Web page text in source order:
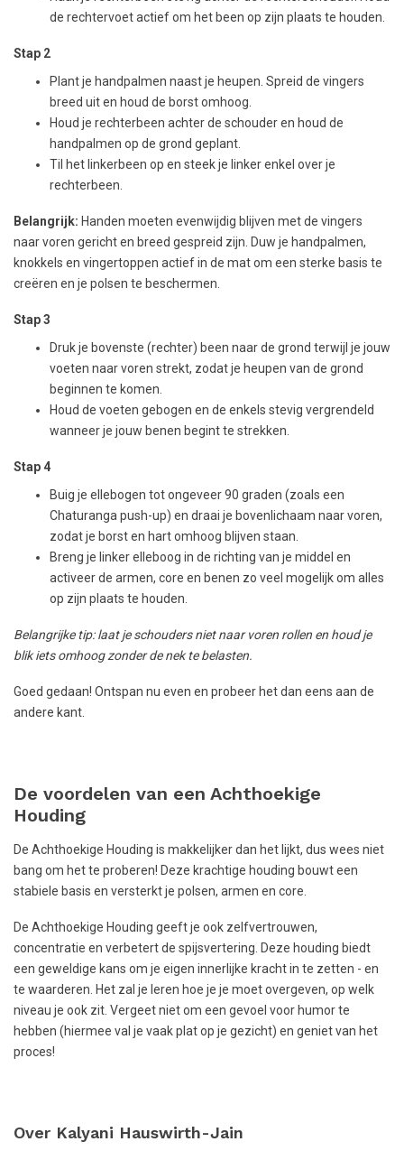
de rechtervoet actief om het been op zijn plaats te houden.
Stap 2
Plant je handpalmen naast je heupen. Spreid de vingers
breed uit en houd de borst omhoog.
Houd je rechterbeen achter de schouder en houd de
handpalmen op de grond geplant.
Til het linkerbeen op en steek je linker enkel over je
rechterbeen.
Belangrijk: Handen moeten evenwijdig blijven met de vingers
naar voren gericht en breed gespreid zijn. Duw je handpalmen,
knokkels en vingertoppen actief in de mat om een sterke basis te
creëren en je polsen te beschermen.
Stap 3
Druk je bovenste (rechter) been naar de grond terwijl je jouw
voeten naar voren strekt, zodat je heupen van de grond
beginnen te komen.
Houd de voeten gebogen en de enkels stevig vergrendeld
wanneer je jouw benen begint te strekken.
Stap 4
Buig je ellebogen tot ongeveer 90 graden (zoals een
Chaturanga push-up) en draai je bovenlichaam naar voren,
zodat je borst en hart omhoog blijven staan.
Breng je linker elleboog in de richting van je middel en
activeer de armen, core en benen zo veel mogelijk om alles
op zijn plaats te houden.
Belangrijke tip: laat je schouders niet naar voren rollen en houd je
blik iets omhoog zonder de nek te belasten.
Goed gedaan! Ontspan nu even en probeer het dan eens aan de
andere kant.
De voordelen van een Achthoekige
Houding
De Achthoekige Houding is makkelijker dan het lijkt, dus wees niet
bang om het te proberen! Deze krachtige houding bouwt een
stabiele basis en versterkt je polsen, armen en core.
De Achthoekige Houding geeft je ook zelfvertrouwen,
concentratie en verbetert de spijsvertering. Deze houding biedt
een geweldige kans om je eigen innerlijke kracht in te zetten - en
te waarderen. Het zal je leren hoe je je moet overgeven, op welk
niveau je ook zit. Vergeet niet om een gevoel voor humor te
hebben (hiermee val je vaak plat op je gezicht) en geniet van het
proces!
Over Kalyani Hauswirth-Jain